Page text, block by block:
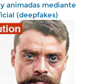
animadas mediante
(deepfakes)